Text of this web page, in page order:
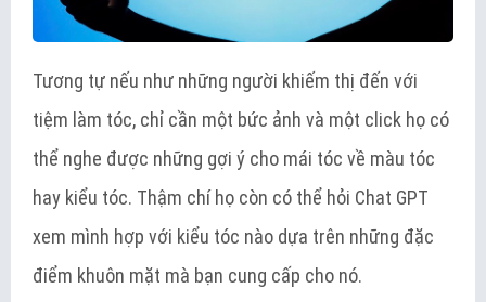
Tương tự nếu như những người khiếm thị đến với
tiệm làm tóc, chỉ cần một bức ảnh và một click họ có
thể nghe được những gợi ý cho mái tóc về màu tóc
hay kiểu tóc. Thậm chí họ còn có thể hỏi Chat GPT
xem mình hợp với kiểu tóc nào dựa trên những đặc
điểm khuôn mặt mà bạn cung cấp cho nó.